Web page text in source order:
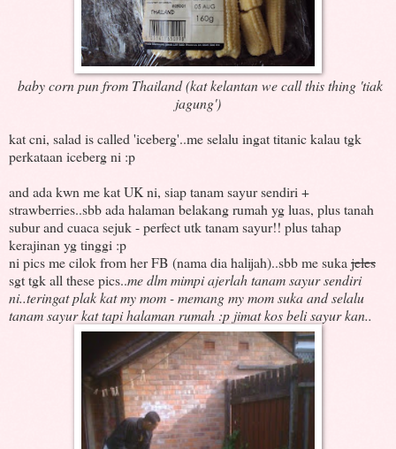
baby corn pun from Thailand (kat kelantan we call this thing 'tiak
jagung')
kat cni, salad is called 'iceberg'..me selalu ingat titanic kalau tgk
perkataan iceberg ni :p
and ada kwn me kat UK ni, siap tanam sayur sendiri +
strawberries..sbb ada halaman belakang rumah yg luas, plus tanah
subur and cuaca sejuk - perfect utk tanam sayur!! plus tahap
kerajinan yg tinggi :p
ni pics me cilok from her FB (nama dia halijah)..sbb me sukajeles
sgt tgk all these pics..me dlm mimpi ajerlah tanam sayur sendiri
ni..teringat plak kat my mom - memang my mom suka and selalu
tanam sayur kat tapi halaman rumah :p jimat kos beli sayur kan..